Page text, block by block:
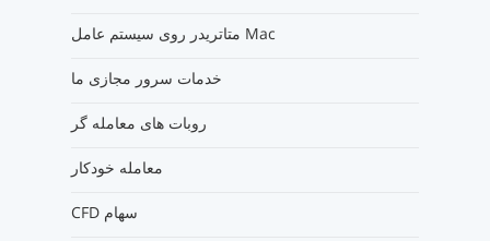
متاتریدر روی سیستم عامل Mac
خدمات سرور مجازی ما
روبات های معامله گر
معامله خودکار
CFD سهام